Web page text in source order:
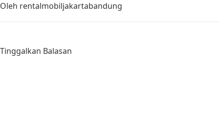
Oleh rentalmobiljakartabandung
Tinggalkan Balasan